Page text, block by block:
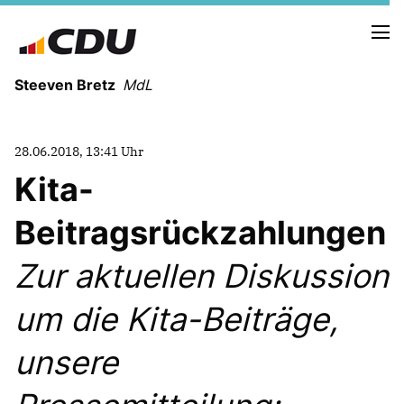
Steeven Bretz MdL
VITA
WAHLKREISBESUCHE
PRESSEFOTOS
MEIN BÜRGERBÜRO
Redebeiträge
28.06.2018, 13:41 Uhr
Kita-
Beitragsrückzahlungen
Zur aktuellen Diskussion
um die Kita-Beiträge,
unsere